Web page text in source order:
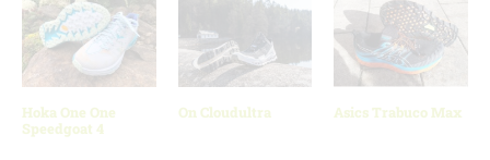
Hoka One One
Speedgoat 4
On Cloudultra Asics Trabuco Max